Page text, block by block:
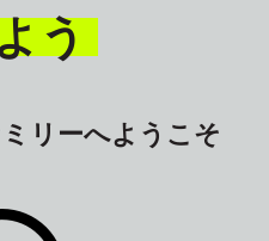
う
リーへようこそ